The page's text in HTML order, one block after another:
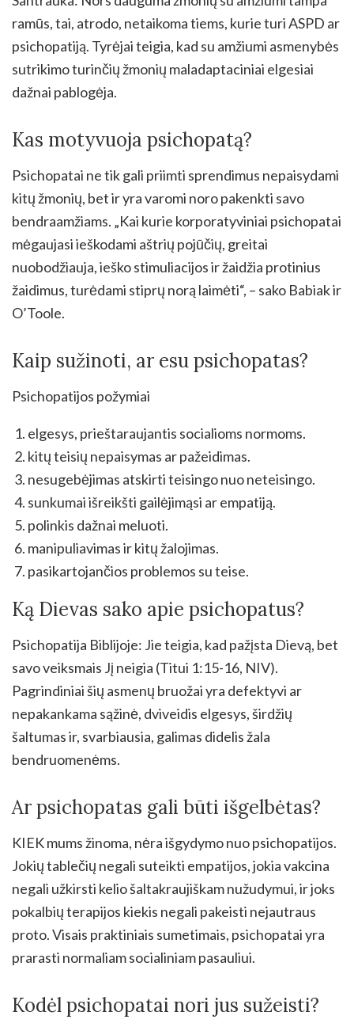
ramūs, tai, atrodo, netaikoma tiems, kurie turi ASPD ar
psichopatiją. Tyrėjai teigia, kad su amžiumi asmenybės
sutrikimo turinčių žmonių maladaptaciniai elgesiai
dažnai pablogėja.
Kas motyvuoja psichopatą?
Psichopatai ne tik gali priimti sprendimus nepaisydami
kitų žmonių, bet ir yra varomi noro pakenkti savo
bendraamžiams. „Kai kurie korporatyviniai psichopatai
mėgaujasi ieškodami aštrių pojūčių, greitai
nuobodžiauja, ieško stimuliacijos ir žaidžia protinius
žaidimus, turėdami stiprų norą laimėti“, – sako Babiak ir
O’Toole.
Kaip sužinoti, ar esu psichopatas?
Psichopatijos požymiai
elgesys, prieštaraujantis socialioms normoms.
kitų teisių nepaisymas ar pažeidimas.
nesugebėjimas atskirti teisingo nuo neteisingo.
sunkumai išreikšti gailėjimąsi ar empatiją.
polinkis dažnai meluoti.
manipuliavimas ir kitų žalojimas.
pasikartojančios problemos su teise.
Ką Dievas sako apie psichopatus?
Psichopatija Biblijoje: Jie teigia, kad pažįsta Dievą, bet
savo veiksmais Jį neigia (Titui 1:15-16, NIV).
Pagrindiniai šių asmenų bruožai yra defektyvi ar
nepakankama sąžinė, dviveidis elgesys, širdžių
šaltumas ir, svarbiausia, galimas didelis žala
bendruomenėms.
Ar psichopatas gali būti išgelbėtas?
KIEK mums žinoma, nėra išgydymo nuo psichopatijos.
Jokių tablečių negali suteikti empatijos, jokia vakcina
negali užkirsti kelio šaltakraujiškam nužudymui, ir joks
pokalbių terapijos kiekis negali pakeisti nejautraus
proto. Visais praktiniais sumetimais, psichopatai yra
prarasti normaliam socialiniam pasauliui.
Kodėl psichopatai nori jus sužeisti?